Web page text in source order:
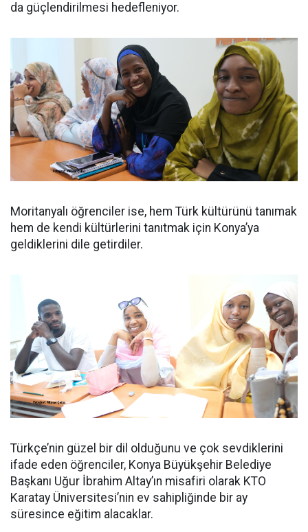
da güçlendirilmesi hedefleniyor.
Moritanyalı öğrenciler ise, hem Türk kültürünü tanımak
hem de kendi kültürlerini tanıtmak için Konya’ya
geldiklerini dile getirdiler.
Türkçe’nin güzel bir dil olduğunu ve çok sevdiklerini
ifade eden öğrenciler, Konya Büyükşehir Belediye
Başkanı Uğur İbrahim Altay’ın misafiri olarak KTO
Karatay Üniversitesi’nin ev sahipliğinde bir ay
süresince eğitim alacaklar.